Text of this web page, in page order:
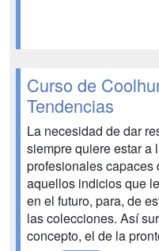
Curso de
Tendencias
La necesidad de dar
siempre quiere estar a
profesionales capaces
aquellos indicios que
en el futuro, para, de
las colecciones. Así
concepto, el de la